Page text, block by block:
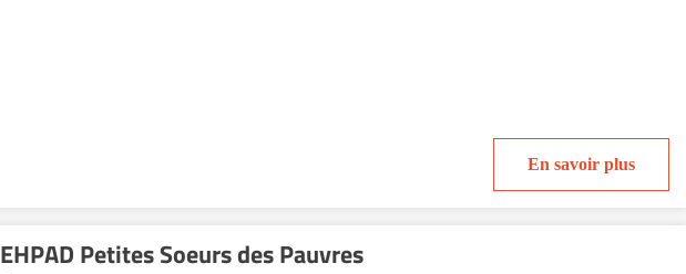
En savoir plus
EHPAD Petites Soeurs des Pauvres